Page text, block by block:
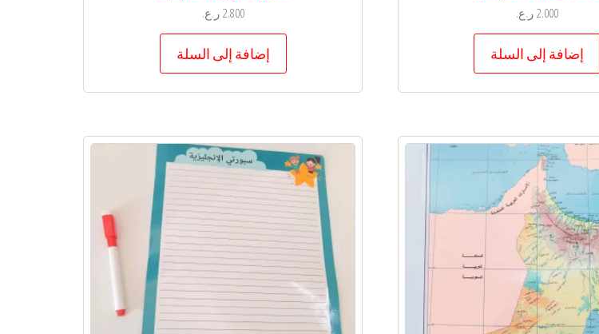
2.000 ر.ع.
إضافة إلى السلة
2.800 ر.ع.
إضافة إلى السلة